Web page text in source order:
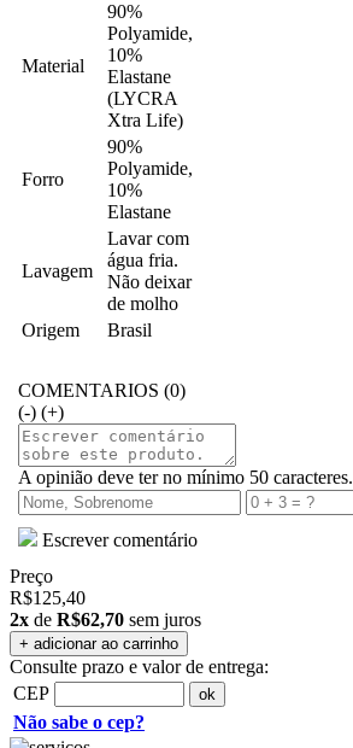
Material
90%
Polyamide,
10%
Elastane
(LYCRA
Xtra Life)
Forro
90%
Polyamide,
10%
Elastane
Lavagem
Lavar com
água fria.
Não deixar
de molho
Origem
Brasil
COMENTARIOS (0)
(-) (+)
A opinião deve ter no mínimo 50 caracteres.
Escrever comentário
Preço
R$125,40
2x de R$62,70 sem juros
Consulte prazo e valor de entrega:
CEP
Não sabe o cep?